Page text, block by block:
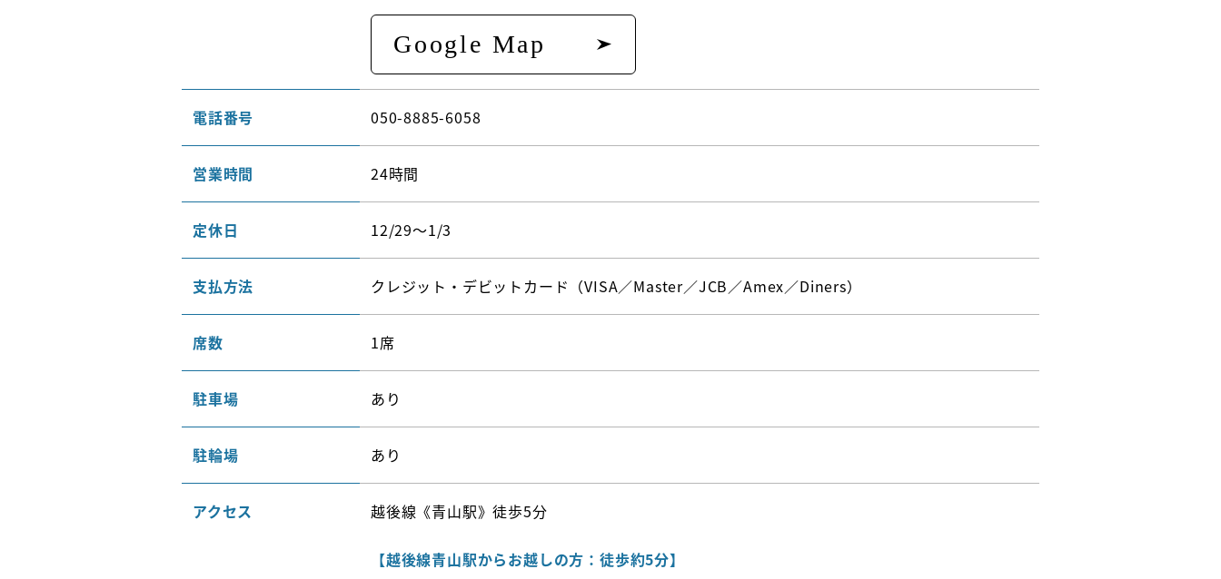
Google Map
電話番号 050-8885-6058
営業時間 24時間
定休日 12/29〜1/3
支払方法 クレジット・デビットカード（VISA／Master／JCB／Amex／Diners）
席数 1席
駐車場 あり
駐輪場 あり
アクセス 越後線《青山駅》徒歩5分
【越後線青山駅からお越しの方：徒歩約5分】